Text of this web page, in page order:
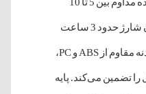
ساعت را فراهم می‌کند و زمان شارژ حدود 3 ساعت
است. طراحی مدرن و جنس بدنه مقاوم از ABS و PC،
تضمین می‌کند. پایه